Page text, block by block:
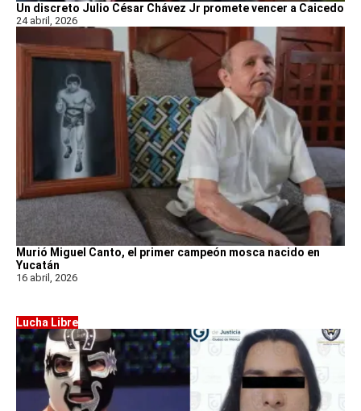
Un discreto Julio César Chávez Jr promete vencer a Caicedo
24 abril, 2026
Murió Miguel Canto, el primer campeón mosca nacido en
Yucatán
16 abril, 2026
Lucha Libre